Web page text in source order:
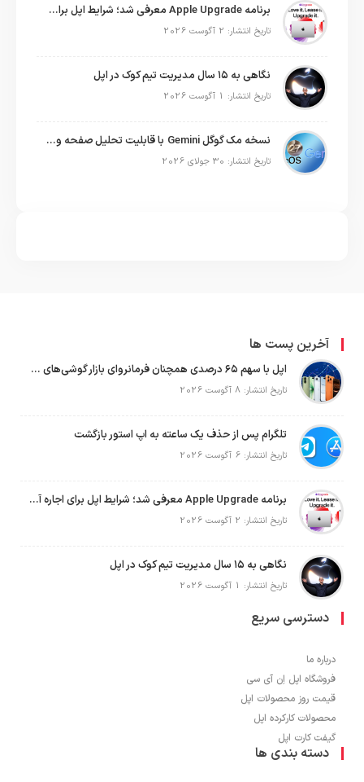
برنامه Apple Upgrade معرفی شد؛ شرایط اپل برای اجاره آیفون، آیپد، مک و اپل واچ
تاریخ انتشار: 2 آگوست 2026
نگاهی به ۱۵ سال مدیریت تیم کوک در اپل
تاریخ انتشار: 1 آگوست 2026
نسخه مک گوگل Gemini با قابلیت تحلیل صفحه و دستورات صوتی در به‌روزرسانی جدید
تاریخ انتشار: 30 جولای 2026
آخرین پست ها
اپل با سهم ۶۵ درصدی همچنان فرمانروای بازار گوشی‌های پریمیوم جهان است
تاریخ انتشار: 8 آگوست 2026
تلگرام پس از حذف یک ساعته به اپ استور بازگشت
تاریخ انتشار: 6 آگوست 2026
برنامه Apple Upgrade معرفی شد؛ شرایط اپل برای اجاره آیفون، آیپد، مک و اپل واچ
تاریخ انتشار: 2 آگوست 2026
نگاهی به ۱۵ سال مدیریت تیم کوک در اپل
تاریخ انتشار: 1 آگوست 2026
دسترسی سریع
درباره ما
فروشگاه اپل اِن آی سی
قیمت روز محصولات اپل
محصولات کارکرده اپل
گیفت کارت اپل
دسته بندی ها